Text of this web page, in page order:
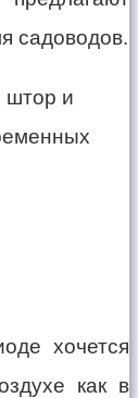
садоводов.
хочется
как в